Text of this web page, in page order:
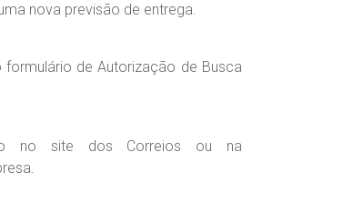
nova previsão de entrega.
de Autorização de Busca
no site dos Correios ou na